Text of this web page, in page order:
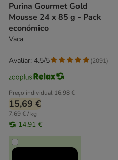
Purina Gourmet Gold
Mousse 24 x 85 g - Pack
económico
Vaca
Preço individual 16,98 €
15,69 €
7,69 € / kg
14,91 €
Avaliar: 4.5/5 (2091)